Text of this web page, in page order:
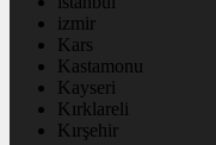
izmir
Kars
Kastamonu
Kayseri
Kırklareli
Kırşehir